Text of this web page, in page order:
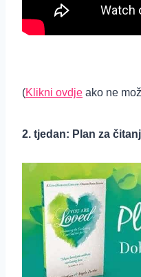
(Klikni ovdje ako ne
2. tjedan: Plan za